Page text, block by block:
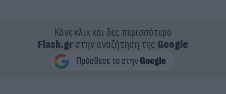
Κάνε κλικ και δες περισσότερο
Flash.grστην αναζήτηση της Google